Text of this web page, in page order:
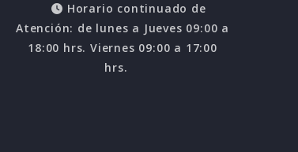
Horario continuado de
Atención: de lunes a Jueves 09:00 a
18:00 hrs. Viernes 09:00 a 17:00
hrs.